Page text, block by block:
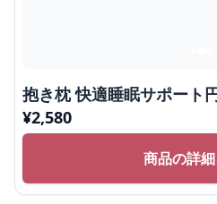
抱き枕 快適睡眠サポート
¥2,580
商品の詳